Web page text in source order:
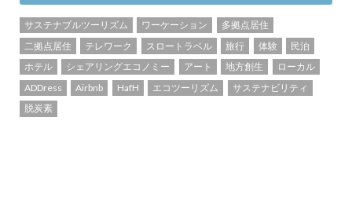
サステナブルツーリズム ワーケーション
多拠点居住
二拠点居住
テレワーク スロートラベル 旅行 体験
民泊
ホテル
シェアリングエコノミー アート 地方創生
ローカル
ADDress
Airbnb HafH エコツーリズム
サステナビリティ
脱炭素